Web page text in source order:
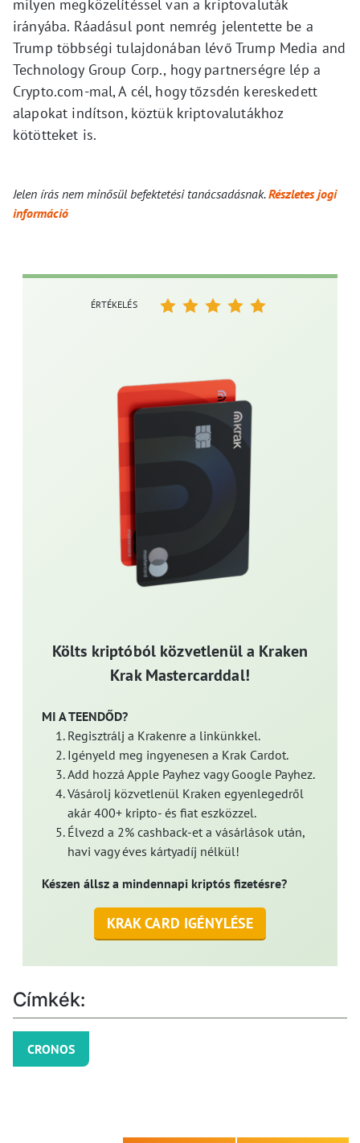
milyen megközelítéssel van a kriptovaluták
irányába. Ráadásul pont nemrég jelentette be a
Trump többségi tulajdonában lévő Trump Media and
Technology Group Corp., hogy partnerségre lép a
Crypto.com-mal, A cél, hogy tőzsdén kereskedett
alapokat indítson, köztük kriptovalutákhoz
kötötteket is.
Jelen írás nem minősül befektetési tanácsadásnak.Részletes jogi
információ
Költs kriptóból közvetlenül a Kraken
Krak Mastercarddal!
MI A TEENDŐD?
Regisztrálj a Krakenre a linkünkkel.
Igényeld meg ingyenesen a Krak Cardot.
Add hozzá Apple Payhez vagy Google Payhez.
Vásárolj közvetlenül Kraken egyenlegedről
akár 400+ kripto- és fiat eszközzel.
Élvezd a 2% cashback-et a vásárlások után,
havi vagy éves kártyadíj nélkül!
Készen állsz a mindennapi kriptós fizetésre?
KRAK CARD IGÉNYLÉSE
ÉRTÉKELÉS
Címkék:
CRONOS